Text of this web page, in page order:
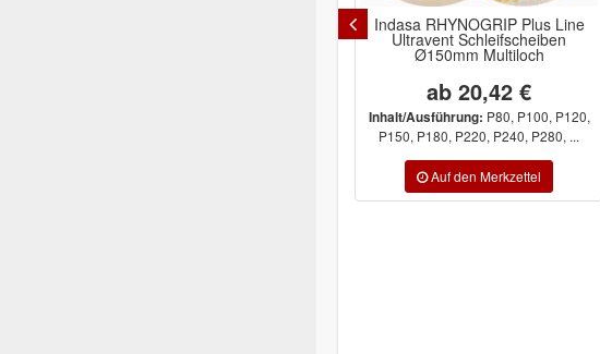
MIRKA Goldflex Soft Rollen
ungelocht 115x125mm
52,22 €
Inhalt/Ausführung:P150, P180,
P220, P240, P280, P320, P400, P500,